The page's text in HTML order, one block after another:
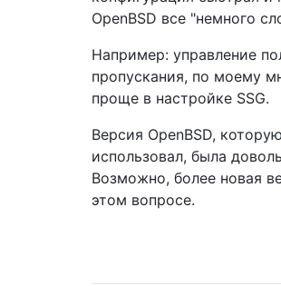
OpenBSD все "немного
Например: управление
пропускания, по моему
проще в настройке SSG.
Версия OpenBSD,
использовал, была
Возможно, более новая
этом вопросе.